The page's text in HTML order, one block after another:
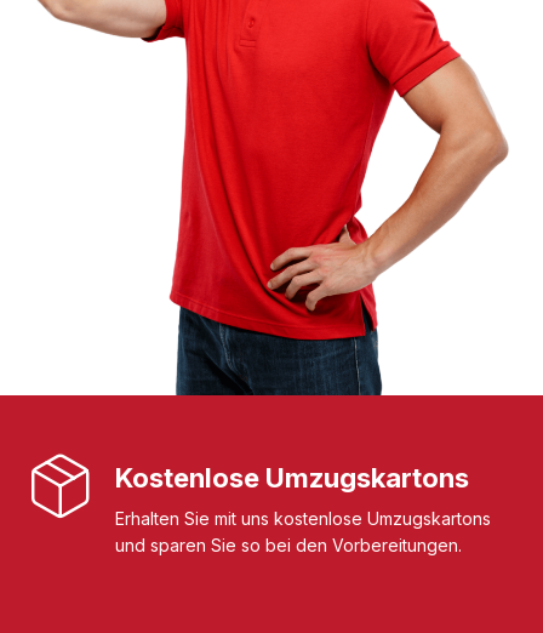
Kostenlose Umzugskartons
Erhalten Sie mit uns kostenlose Umzugskartons
und sparen Sie so bei den Vorbereitungen.